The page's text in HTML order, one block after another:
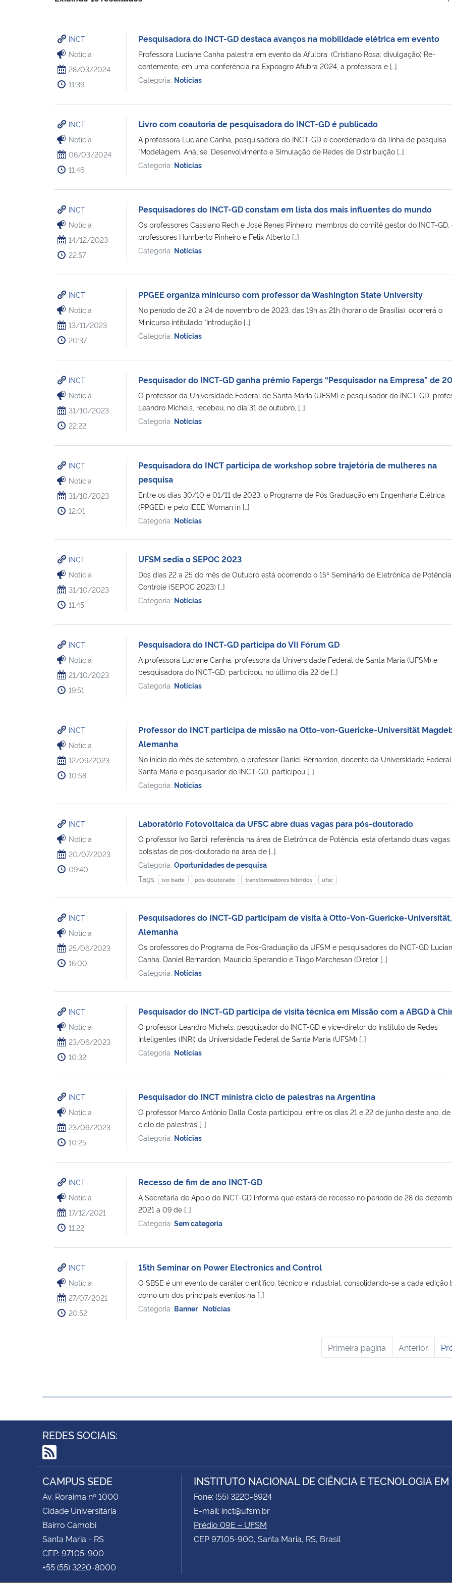
INCT
Notícia
28/03/2024
11:39
Pesquisadora do INCT-GD destaca avanços na mobilidade elétrica em evento
Professora Luciane Canha palestra em evento da Afulbra. (Cristiano Rosa; divulgação) Re­
centemente­, em uma conferência na Expoagro Afubra 2024, a professora e […]
Categoria: Notícias
INCT
Notícia
06/03/2024
11:46
Livro com coautoria de pesquisadora do INCT-GD é publicado
A professora Luciane Canha, pesquisadora do INCT-GD e coordenadora da linha de pesquisa
“Modelagem, Análise, Desenvolvimento e Simulação de Redes de Distribuição […]
Categoria: Notícias
INCT
Notícia
14/12/2023
22:57
Pesquisadores do INCT-GD constam em lista dos mais influentes do mundo
Os professores Cassiano Rech e José Renes Pinheiro, membros do comitê gestor do INCT-GD,
professores Humberto Pinheiro e Felix Alberto […]
Categoria: Notícias
INCT
Notícia
13/11/2023
20:37
PPGEE organiza minicurso com professor da Washington State University
No período de 20 a 24 de novembro de 2023, das 19h às 21h (horário de Brasília), ocorrerá o
Minicurso intitulado “Introdução […]
Categoria: Notícias
INCT
Notícia
31/10/2023
22:22
Pesquisador do INCT-GD ganha prêmio Fapergs “Pesquisador na Empresa” de
O professor da Universidade Federal de Santa Maria (UFSM) e pesquisador do INCT-GD,
Leandro Michels, recebeu, no dia 31 de outubro, […]
Categoria: Notícias
INCT
Notícia
31/10/2023
12:01
Pesquisadora do INCT participa de workshop sobre trajetória de mulheres na
pesquisa
Entre os dias 30/10 e 01/11 de 2023, o Programa de Pós Graduação em Engenharia Elétrica
(PPGEE) e pelo IEEE Woman in […]
Categoria: Notícias
INCT
Notícia
31/10/2023
11:45
UFSM sedia o SEPOC 2023
Dos dias 22 a 25 do mês de Outubro está ocorrendo o 15º Seminário de Eletrônica de
Controle (SEPOC 2023) […]
Categoria: Notícias
INCT
Notícia
21/10/2023
19:51
Pesquisadora do INCT-GD participa do VII Fórum GD
A professora Luciane Canha, professora da Universidade Federal de Santa Maria (UFSM) e
pesquisadora do INCT-GD, participou, no último dia 22 de […]
Categoria: Notícias
INCT
Notícia
12/09/2023
10:58
Professor do INCT participa de missão na Otto-von-Guericke-Universität
Alemanha
No início do mês de setembro, o professor Daniel Bernardon, docente da Universidade
Santa Maria e pesquisador do INCT-GD, participou […]
Categoria: Notícias
INCT
Notícia
20/07/2023
09:40
Laboratório Fotovoltaica da UFSC abre duas vagas para pós-doutorado
O professor Ivo Barbi, referência na área de Eletrônica de Potência, está ofertando duas vagas
bolsistas de pós-doutorado na área de […]
Categoria: Oportunidades de pesquisa
Tags:
ivo barbi pós-doutorado transformadores híbridos ufsc
INCT
Notícia
25/06/2023
16:00
Pesquisadores do INCT-GD participam de visita à Otto-Von-Guericke-
Alemanha
Os professores do Programa de Pós-Graduação da UFSM e pesquisadores do INCT-GD
Canha, Daniel Bernardon, Maurício Sperandio e Tiago Marchesan (Diretor […]
Categoria: Notícias
INCT
Notícia
23/06/2023
10:32
Pesquisador do INCT-GD participa de visita técnica em Missão com a ABGD à
O professor Leandro Michels, pesquisador do INCT-GD e vice-diretor do Instituto de Redes
Inteligentes (INRI) da Universidade Federal de Santa Maria (UFSM) […]
Categoria: Notícias
INCT
Notícia
23/06/2023
10:25
Pesquisador do INCT ministra ciclo de palestras na Argentina
O professor Marco Antônio Dalla Costa participou, entre os dias 21 e 22 de junho deste ano,
ciclo de palestras […]
Categoria: Notícias
INCT
Notícia
17/12/2021
11:22
Recesso de fim de ano INCT-GD
A Secretaria de Apoio do INCT-GD informa que estará de recesso no período de 28 de
2021 a 09 de […]
Categoria: Sem categoria
INCT
Notícia
27/07/2021
20:52
15th Seminar on Power Electronics and Control
O SBSE é um evento de caráter científico, técnico e industrial, consolidando-se a cada edição
como um dos principais eventos na […]
Categoria: Banner Notícias
Primeira página Anterior
REDES SOCIAIS:
RSS
CAMPUS SEDE
Av. Roraima nº 1000
Cidade Universitária
Bairro Camobi
Santa Maria - RS
CEP: 97105-900
+55 (55) 3220-8000
INSTITUTO NACIONAL DE CIÊNCIA E TECNOLOGIA
Fone: (55) 3220-8924
E-mail: inct@ufsm.br
Prédio 09E – UFSM
CEP 97105-900, Santa Maria, RS, Brasil